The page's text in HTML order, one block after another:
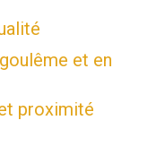
et en
proximité